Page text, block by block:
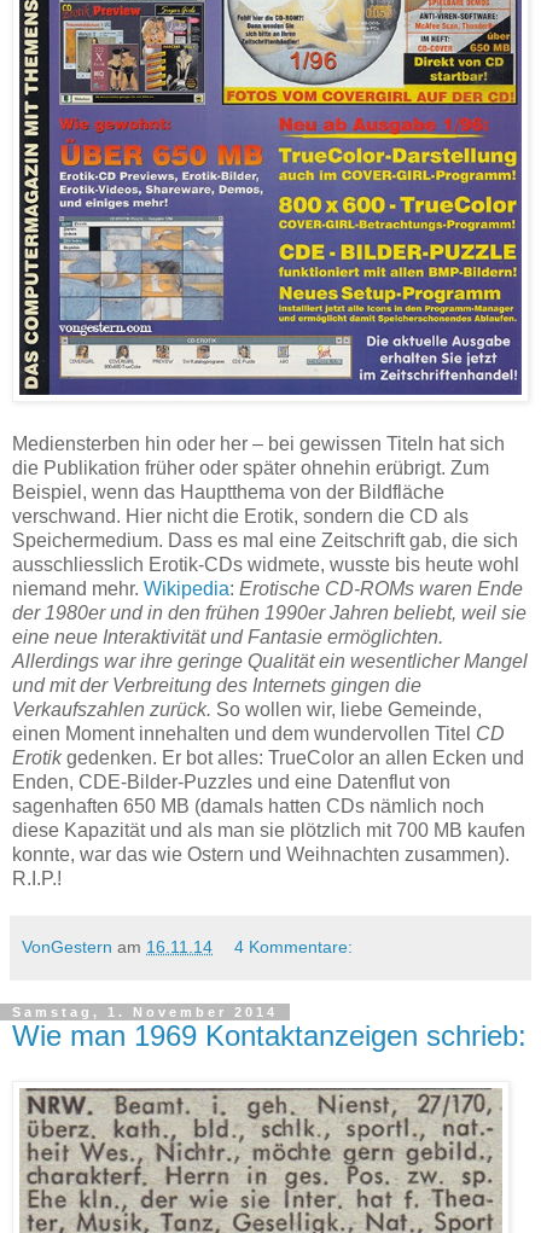
Mediensterben hin oder her – bei gewissen Titeln hat sich
die Publikation früher oder später ohnehin erübrigt. Zum
Beispiel, wenn das Hauptthema von der Bildfläche
verschwand. Hier nicht die Erotik, sondern die CD als
Speichermedium. Dass es mal eine Zeitschrift gab, die sich
ausschliesslich Erotik-CDs widmete, wusste bis heute wohl
niemand mehr. Wikipedia: Erotische CD-ROMs waren Ende
der 1980er und in den frühen 1990er Jahren beliebt, weil sie
eine neue Interaktivität und Fantasie ermöglichten.
Allerdings war ihre geringe Qualität ein wesentlicher Mangel
und mit der Verbreitung des Internets gingen die
Verkaufszahlen zurück. So wollen wir, liebe Gemeinde,
einen Moment innehalten und dem wundervollen Titel CD
Erotikgedenken. Er bot alles: TrueColor an allen Ecken und
Enden, CDE-Bilder-Puzzles und eine Datenflut von
sagenhaften 650 MB (damals hatten CDs nämlich noch
diese Kapazität und als man sie plötzlich mit 700 MB kaufen
konnte, war das wie Ostern und Weihnachten zusammen).
R.I.P.!
VonGestern am 16.11.14 4 Kommentare:
Samstag, 1. November 2014
Wie man 1969 Kontaktanzeigen schrieb: